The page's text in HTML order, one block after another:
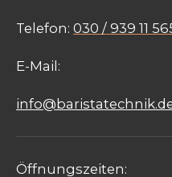
Telefon: 030 / 939 11
E-Mail:
Öffnungszeiten: